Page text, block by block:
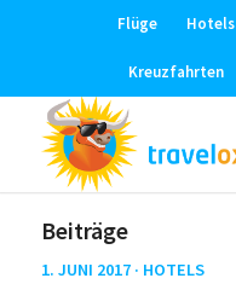
Flüge Hotels
Kreuzfahrten
Beiträge
1. JUNI 2017 · HOTELS